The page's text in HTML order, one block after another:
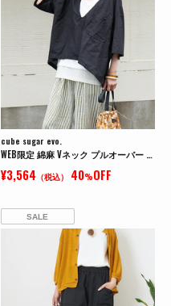
cube sugar evo.
WEB限定 綿麻 Vネック プルオーバー シャツ
¥3,564 （税込） 40%OFF
SALE